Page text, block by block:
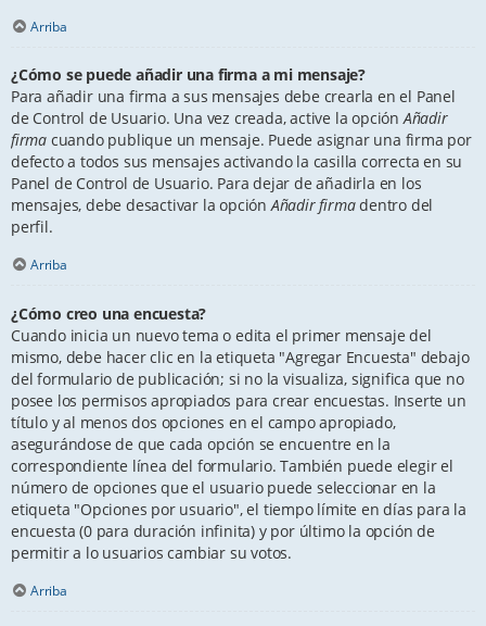
Arriba
¿Cómo se puede añadir una firma a mi mensaje?
Para añadir una firma a sus mensajes debe crearla en el Panel
de Control de Usuario. Una vez creada, active la opciónAñadir
firma cuando publique un mensaje. Puede asignar una firma por
defecto a todos sus mensajes activando la casilla correcta en su
Panel de Control de Usuario. Para dejar de añadirla en los
mensajes, debe desactivar la opciónAñadir firmadentro del
perfil.
Arriba
¿Cómo creo una encuesta?
Cuando inicia un nuevo tema o edita el primer mensaje del
mismo, debe hacer clic en la etiqueta "Agregar Encuesta" debajo
del formulario de publicación; si no la visualiza, significa que no
posee los permisos apropiados para crear encuestas. Inserte un
título y al menos dos opciones en el campo apropiado,
asegurándose de que cada opción se encuentre en la
correspondiente línea del formulario. También puede elegir el
número de opciones que el usuario puede seleccionar en la
etiqueta "Opciones por usuario", el tiempo límite en días para la
encuesta (0 para duración infinita) y por último la opción de
permitir a lo usuarios cambiar su votos.
Arriba